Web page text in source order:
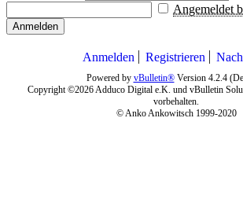
Angemeldet
Anmelden
Anmelden Registrieren
Powered by vBulletin®Version 4.2.4
Copyright ©2026 Adduco Digital e.K. und vBulletin
vorbehalten.
© Anko Ankowitsch 1999-2020